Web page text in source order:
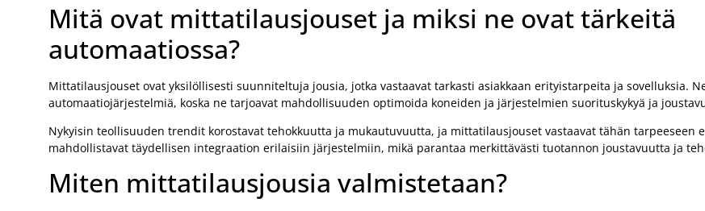
Mitä ovat mittatilausjouset ja miksi ne ovat tärkeitä
automaatiossa?
Mittatilausjouset ovat yksilöllisesti suunniteltuja jousia, jotka vastaavat tarkasti asiakkaan erityistarpeita ja sovelluksia.
automaatiojärjestelmiä, koska ne tarjoavat mahdollisuuden optimoida koneiden ja järjestelmien suorituskykyä ja
Nykyisin teollisuuden trendit korostavat tehokkuutta ja mukautuvuutta, ja mittatilausjouset vastaavat tähän tarpeeseen
mahdollistavat täydellisen integraation erilaisiin järjestelmiin, mikä parantaa merkittävästi tuotannon joustavuutta ja
Miten mittatilausjousia valmistetaan?